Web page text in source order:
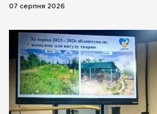
07 серпня 2026